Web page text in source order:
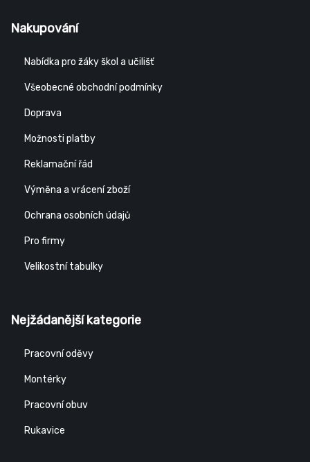
Nakupování
Nabídka pro žáky škol a učilišť
Všeobecné obchodní podmínky
Doprava
Možnosti platby
Reklamační řád
Výměna a vrácení zboží
Ochrana osobních údajů
Pro firmy
Velikostní tabulky
Nejžádanější kategorie
Pracovní oděvy
Montérky
Pracovní obuv
Rukavice